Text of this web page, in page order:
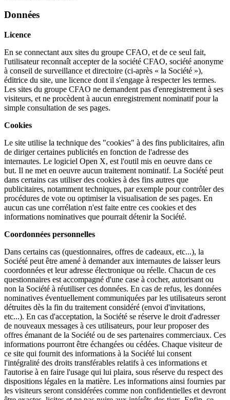
Données
Licence
En se connectant aux sites du groupe CFAO, et de ce seul fait,
l'utilisateur reconnaît accepter de la société CFAO, société anonyme
à conseil de surveillance et directoire (ci-après « la Société »),
éditrice du site, une licence dont il s'engage à respecter les termes.
Les sites du groupe CFAO ne demandent pas d'enregistrement à ses
visiteurs, et ne procèdent à aucun enregistrement nominatif pour la
simple consultation de ses pages.
Cookies
Le site utilise la technique des "cookies" à des fins publicitaires, afin
de diriger certaines publicités en fonction de l'adresse des
internautes. Le logiciel Open X, est l'outil mis en oeuvre dans ce
but. Il ne met en oeuvre aucun traitement nominatif. La Société peut
dans certains cas utiliser des cookies à des fins autres que
publicitaires, notamment techniques, par exemple pour contrôler des
procédures de vote ou optimiser la visualisation de ses pages. En
aucun cas une corrélation n'est faite entre ces cookies et des
informations nominatives que pourrait détenir la Société.
Coordonnées personnelles
Dans certains cas (questionnaires, offres de cadeaux, etc...), la
Société peut être amené à demander aux internautes de laisser leurs
coordonnées et leur adresse électronique ou réelle. Chacun de ces
questionnaires est accompagné d'une case à cocher, autorisant ou
non la Société à réutiliser ces données. En cas de refus, les données
nominatives éventuellement communiquées par les utilisateurs seront
détruites dès la fin du traitement considéré (envoi d'invitations,
etc...). En cas d'acceptation, la Société se réserve le droit d'adresser
de nouveaux messages à ces utilisateurs, pour leur proposer des
offres émanant de la Société ou de ses partenaires commerciaux. Ces
informations pourront être échangées ou cédées. Chaque visiteur de
ce site qui fournit des informations à la Société lui consent
l'intégralité des droits transférables relatifs à ces informations et
l'autorise à en faire l'usage qui lui plaira, sous réserve du respect des
dispositions légales en la matière. Les informations ainsi fournies par
les visiteurs seront considérées comme non confidentielles et devront